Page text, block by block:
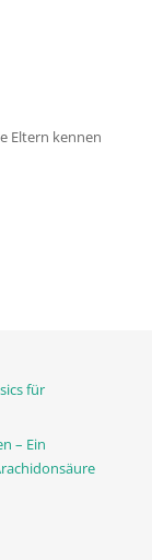
Eltern kennen
für
– Ein